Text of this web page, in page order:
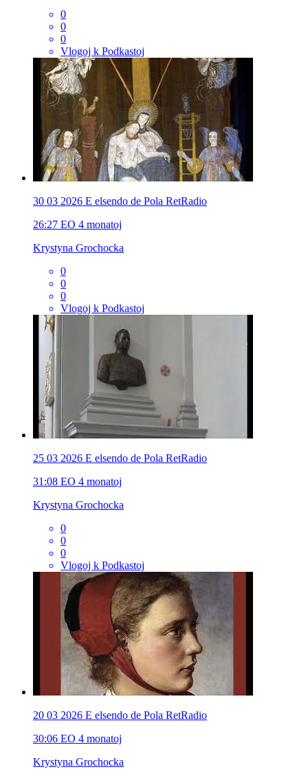
0
0
0
Vlogoj k Podkastoj
30 03 2026 E elsendo de Pola RetRadio
26:27 EO 4 monatoj
Krystyna Grochocka
0
0
0
Vlogoj k Podkastoj
25 03 2026 E elsendo de Pola RetRadio
31:08 EO 4 monatoj
Krystyna Grochocka
0
0
0
Vlogoj k Podkastoj
20 03 2026 E elsendo de Pola RetRadio
30:06 EO 4 monatoj
Krystyna Grochocka